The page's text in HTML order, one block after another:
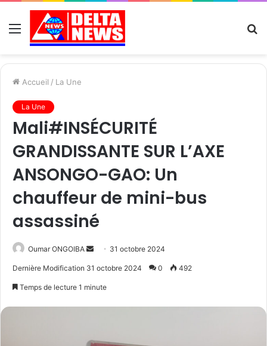
Menu
Accueil / La Une
La Une
Mali#INSÉCURITÉ
GRANDISSANTE SUR L’AXE
ANSONGO-GAO: Un
chauffeur de mini-bus
assassiné
Oumar ONGOIBA
Send 31 octobre 2024
Dernière Modification 31 octobre 2024 0 492
Temps de lecture 1 minute